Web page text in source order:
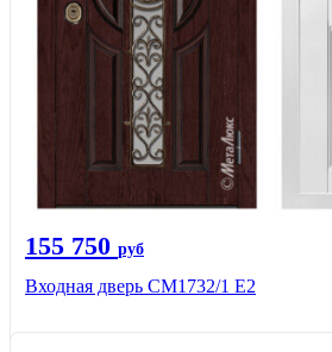
155 750 руб
Входная дверь СМ1732/1 Е2